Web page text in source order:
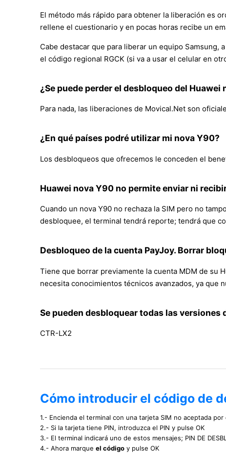
El método más rápido para obtener la liberación es
rellene el cuestionario y en pocas horas recibe un
Cabe destacar que para liberar un equipo
el código regional RGCK (si va a usar el celular en
¿Se puede perder el desbloqueo del Huawei
Para nada, las liberaciones de Movical.Net son
¿En qué países podré utilizar mi nova Y90?
Los desbloqueos que ofrecemos le conceden el
Huawei nova Y90 no permite enviar ni
Cuando un nova Y90 no rechaza la SIM pero no
desbloquee, el terminal tendrá reporte; tendrá que
Desbloqueo de la cuenta PayJoy. Borrar
Tiene que borrar previamente la cuenta MDM de su
necesita conocimientos técnicos avanzados, ya que
Se pueden desbloquear todas las versiones
CTR-LX2
Cómo introducir el código de
1.- Encienda el terminal con una tarjeta SIM no aceptada
2.- Si la tarjeta tiene PIN, introduzca el PIN y pulse OK
3.- El terminal indicará uno de estos mensajes; PIN DE
4.- Ahora marque el código y pulse OK